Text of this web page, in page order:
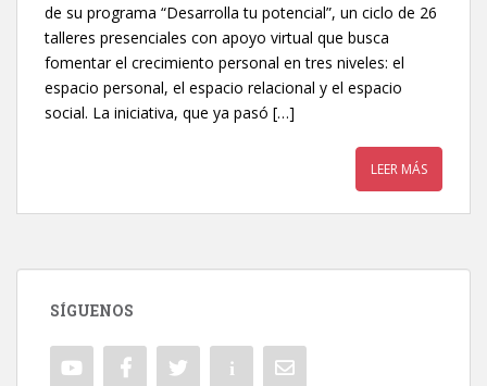
de su programa “Desarrolla tu potencial”, un ciclo de 26
talleres presenciales con apoyo virtual que busca
fomentar el crecimiento personal en tres niveles: el
espacio personal, el espacio relacional y el espacio
social. La iniciativa, que ya pasó […]
LEER MÁS
SÍGUENOS